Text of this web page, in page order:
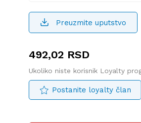
Preuzmite uputstvo
492,02 RSD
Ukoliko niste korisnik Loyalty
Postanite loyalty član